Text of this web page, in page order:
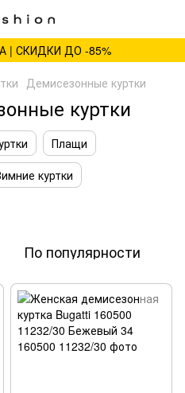
| СКИДКИ ДО -85%
Демисезонные куртки
куртки
Плащи
куртки
По популярности